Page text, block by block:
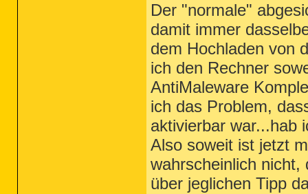
Der "normale"
damit immer
dem Hochladen von
ich den Rechner
AntiMaleware
ich das Problem,
aktivierbar war...hab
Also soweit ist jetzt
wahrscheinlich nicht,
über jeglichen Tipp